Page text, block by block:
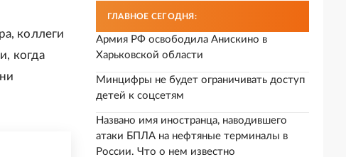
коллеги
когда
ГЛАВНОЕ СЕГОДНЯ:
Армия РФ освободила Анискино в
Харьковской области
Минцифры не будет ограничивать доступ
детей к соцсетям
Названо имя иностранца, наводившего
атаки БПЛА на нефтяные терминалы в
России. Что о нем известно